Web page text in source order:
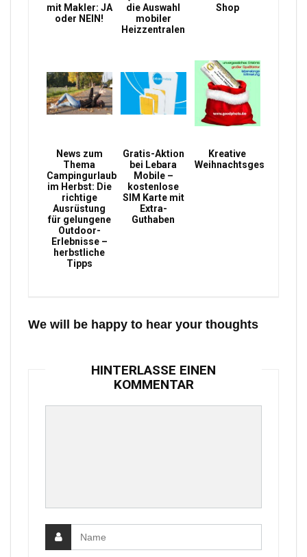
mit Makler: JA
oder NEIN!
die Auswahl
mobiler
Heizzentralen
Shop
News zum
Thema
Campingurlaub
im Herbst: Die
richtige
Ausrüstung
für gelungene
Outdoor-
Erlebnisse –
herbstliche
Tipps
Gratis-Aktion
bei Lebara
Mobile –
kostenlose
SIM Karte mit
Extra-
Guthaben
Kreative
Weihnachtsgeschenke
We will be happy to hear your thoughts
HINTERLASSE EINEN
KOMMENTAR